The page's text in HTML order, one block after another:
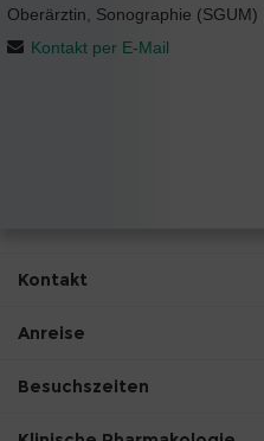
Oberärztin, Sonographie (SGUM)
Kontakt per E-Mail
Kontakt
Anreise
Besuchszeiten